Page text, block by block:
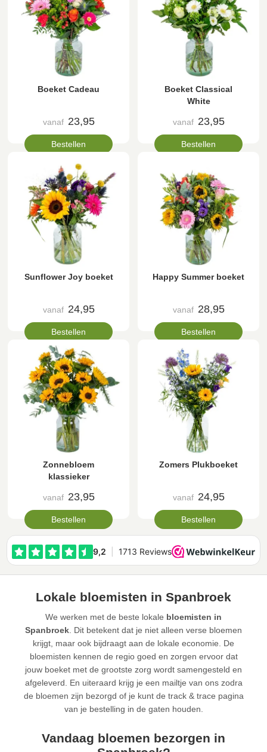
Boeket Cadeau
vanaf 23,95
Bestellen
Boeket Classical
White
vanaf 23,95
Bestellen
Sunflower Joy boeket
vanaf 24,95
Bestellen
Happy Summer boeket
vanaf 28,95
Bestellen
Zonnebloem
klassieker
vanaf 23,95
Bestellen
Zomers Plukboeket
vanaf 24,95
Bestellen
Lokale bloemisten in Spanbroek
We werken met de beste lokale bloemisten in
Spanbroek . Dit betekent dat je niet alleen verse bloemen
krijgt, maar ook bijdraagt aan de lokale economie. De
bloemisten kennen de regio goed en zorgen ervoor dat
jouw boeket met de grootste zorg wordt samengesteld en
afgeleverd. En uiteraard krijg je een mailtje van ons zodra
de bloemen zijn bezorgd of je kunt de track & trace pagina
van je bestelling in de gaten houden.
Vandaag bloemen bezorgen in